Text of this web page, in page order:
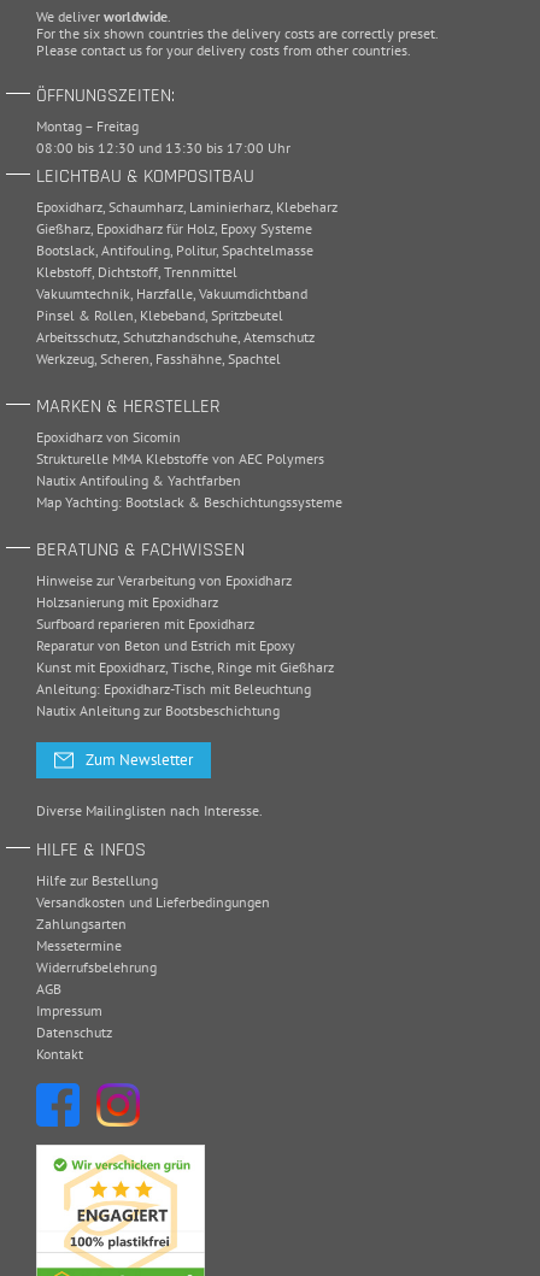
We deliver worldwide
For the six shown countries the delivery costs are correctly preset.
Please contact us for your delivery costs from other countries.
ÖFFNUNGSZEITEN:
Montag – Freitag
08:00 bis 12:30 und 13:30 bis 17:00 Uhr
LEICHTBAU & KOMPOSITBAU
Epoxidharz Schaumharz Laminierharz Klebeharz
Gießharz Epoxidharz für Holz Epoxy Systeme
Bootslack Antifouling Politur, Spachtelmasse
Klebstoff Dichtstoff Trennmittel
Vakuumtechnik Harzfalle Vakuumdichtband
Pinsel & Rollen Klebeband Spritzbeutel
Arbeitsschutz Schutzhandschuhe Atemschutz
Werkzeug Scheren Fasshähne Spachtel
MARKEN & HERSTELLER
Epoxidharz von Sicomin
Strukturelle MMA Klebstoffe von AEC Polymers
Nautix Antifouling & Yachtfarben
Map Yachting: Bootslack & Beschichtungssysteme
BERATUNG & FACHWISSEN
Hinweise zur Verarbeitung von Epoxidharz
Holzsanierung mit Epoxidharz
Surfboard reparieren mit Epoxidharz
Reparatur von Beton und Estrich mit Epoxy
Kunst mit Epoxidharz, Tische, Ringe mit Gießharz
Anleitung: Epoxidharz-Tisch mit Beleuchtung
Nautix Anleitung zur Bootsbeschichtung
Zum Newsletter
Diverse Mailinglisten nach Interesse.
HILFE & INFOS
Hilfe zur Bestellung
Versandkosten und Lieferbedingungen
Zahlungsarten
Messetermine
Widerrufsbelehrung
AGB
Impressum
Datenschutz
Kontakt